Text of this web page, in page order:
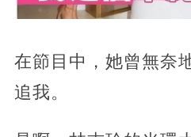
在節目中，她曾無奈
追我。